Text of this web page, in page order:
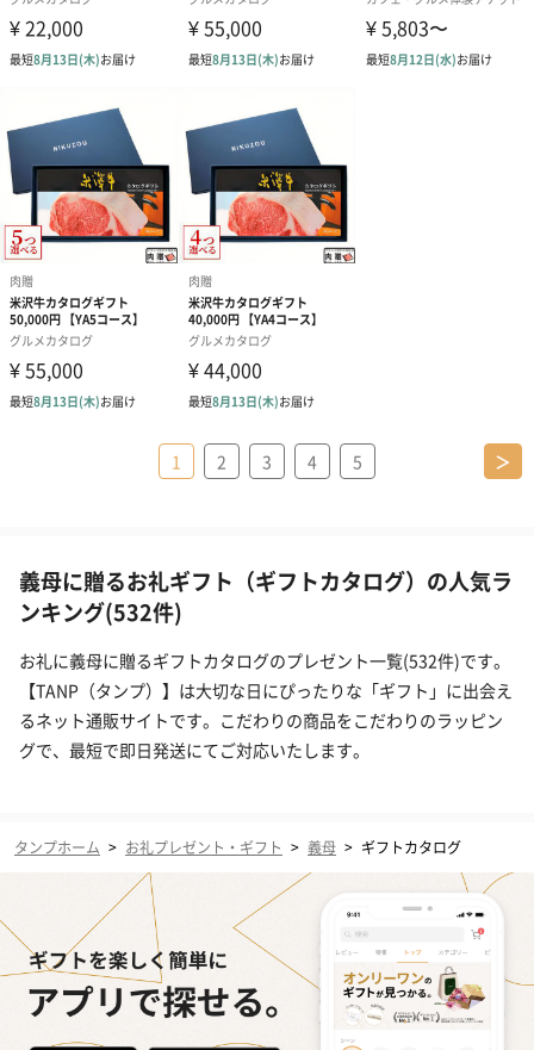
1 2 3 4 5 ＞
義母に贈るお礼ギフト（ギフトカタログ）の人気ラ
ンキング(532件)
お礼に義母に贈るギフトカタログのプレゼント一覧(532件)です。
【TANP（タンプ）】は大切な日にぴったりな「ギフト」に出会え
るネット通販サイトです。こだわりの商品をこだわりのラッピン
グで、最短で即日発送にてご対応いたします。
タンプホーム > お礼プレゼント・ギフト > 義母 > ギフトカタログ